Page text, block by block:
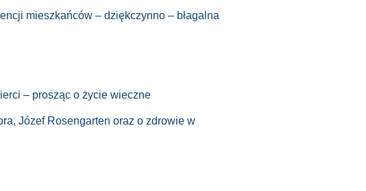
mieszkańców – dziękczynno – błagalna
– prosząc o życie wieczne
Józef Rosengarten oraz o zdrowie w